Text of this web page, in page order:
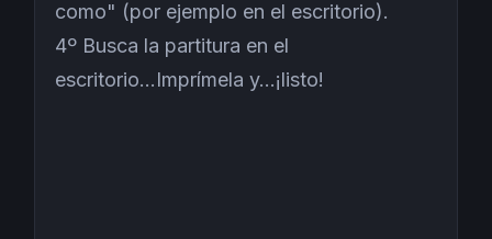
como" (por ejemplo en el escritorio).
4º Busca la partitura en el
escritorio...Imprímela y...¡listo!